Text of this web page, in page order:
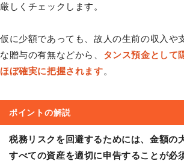
厳しくチェックします。
仮に少額であっても、故人の生前の収入や
な贈与の有無などから、 タンス預金として
ほぼ確実に把握されます。
ポイントの解説
税務リスクを回避するためには、金額の
すべての資産を適切に申告することが必